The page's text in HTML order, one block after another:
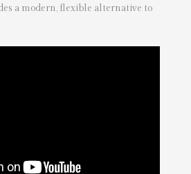
a modern, flexible alternative to